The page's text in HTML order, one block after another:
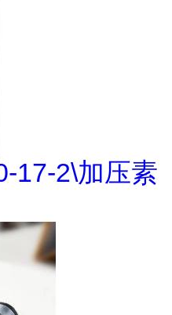
17-2\加压素